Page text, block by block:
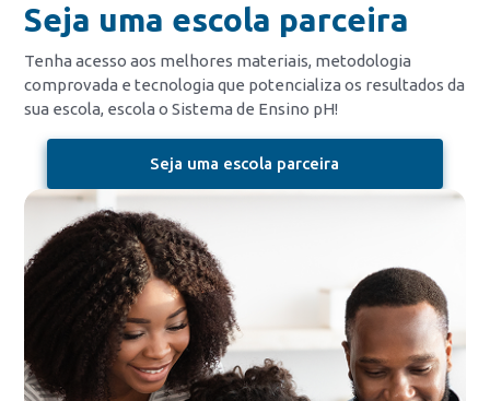
Seja uma escola parceira
Tenha acesso aos melhores materiais, metodologia
comprovada e tecnologia que potencializa os resultados da
sua escola, escola o Sistema de Ensino pH!
Seja uma escola parceira